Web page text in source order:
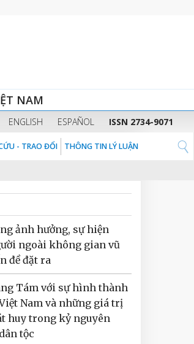
NAM
ENGLISH ESPAÑOL ISSN 2734-9071
- TRAO ĐỔI THÔNG TIN LÝ LUẬN
ảnh hưởng, sự hiện
ngoài không gian vũ
đề đặt ra
Tám với sự hình thành
Nam và những giá trị
huy trong kỷ nguyên
tộc